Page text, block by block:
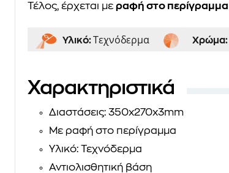
Τέλος, έρχεται με ραφή στο περίγραμμα
Υλικό:Τεχνόδερμα Χρώμα:
Χαρακτηριστικά
Διαστάσεις: 350x270x3mm
Με ραφή στο περίγραμμα
Υλικό: Τεχνόδερμα
Αντιολισθητική βάση